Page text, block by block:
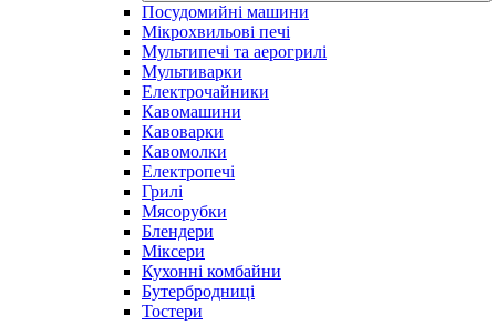
Посудомийні машини
Мікрохвильові печі
Мультипечі та аерогрилі
Мультиварки
Електрочайники
Кавомашини
Кавоварки
Кавомолки
Електропечі
Грилі
Мясорубки
Блендери
Міксери
Кухонні комбайни
Бутербродниці
Тостери